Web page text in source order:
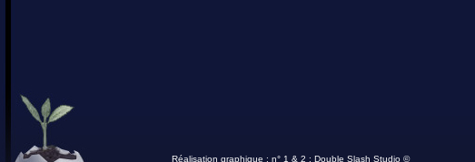
Réalisation graphique : n° 1 & 2 : Double Slash Studio ©